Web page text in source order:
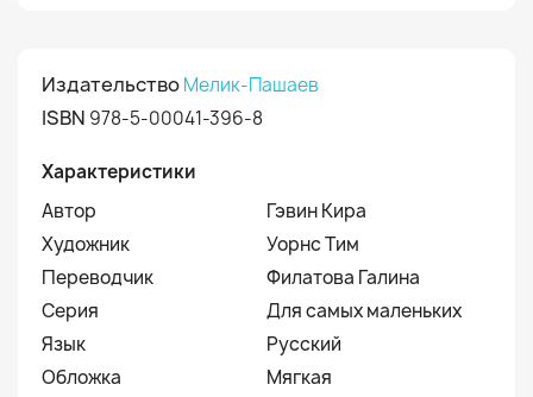
ИздательствоМелик-Пашаев
ISBN 978-5-00041-396-8
Характеристики
Автор
Гэвин Кира
Художник
Уорнс Тим
Переводчик
Филатова Галина
Серия
Для самых маленьких
Язык
Русский
Обложка
Мягкая